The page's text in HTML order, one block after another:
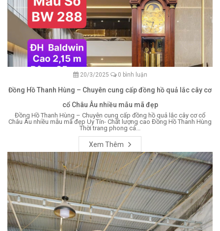
20/3/2025 0 bình luận
Đồng Hồ Thanh Hùng – Chuyên cung cấp đồng hồ quả lắc cây cơ
cổ Châu Âu nhiều mẫu mã đẹp
Đồng Hồ Thanh Hùng – Chuyên cung cấp đồng hồ quả lắc cây cơ cổ
Châu Âu nhiều mẫu mã đẹp Uy Tín- Chất lượng cao Đồng Hồ Thanh Hùng
Thời trang phong cá...
Xem Thêm